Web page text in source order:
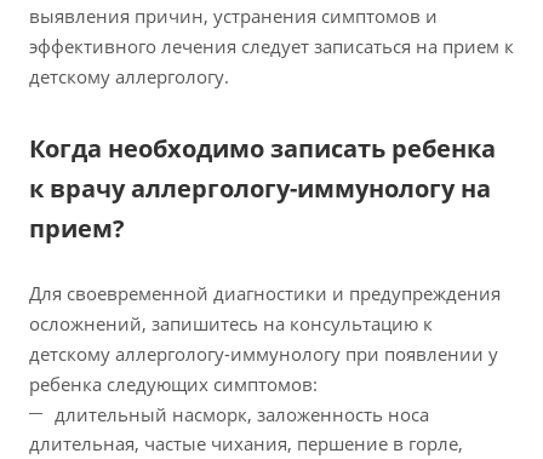
выявления причин, устранения симптомов и
эффективного лечения следует записаться на прием к
детскому аллергологу.
Когда необходимо записать ребенка
к врачу аллергологу-иммунологу на
прием?
Для своевременной диагностики и предупреждения
осложнений, запишитесь на консультацию к
детскому аллергологу-иммунологу при появлении у
ребенка следующих симптомов:
длительный насморк, заложенность носа
длительная, частые чихания, першение в горле,